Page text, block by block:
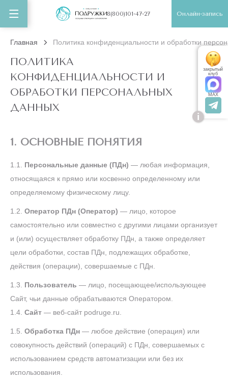
8(800)101-47-27 Онлайн-запись
Главная Политика конфиденциальности и обработки
ПОЛИТИКА
КОНФИДЕНЦИАЛЬНОСТИ И
ОБРАБОТКИ ПЕРСОНАЛЬНЫХ
ДАННЫХ
1. ОСНОВНЫЕ ПОНЯТИЯ
1.1. Персональные данные (ПДн) — любая информация,
относящаяся к прямо или косвенно определенному или
определяемому физическому лицу.
1.2. Оператор ПДн (Оператор) — лицо, которое
самостоятельно или совместно с другими лицами организует
и (или) осуществляет обработку ПДн, а также определяет
цели обработки, состав ПДн, подлежащих обработке,
действия (операции), совершаемые с ПДн.
1.3. Пользователь — лицо, посещающее/использующее
Сайт, чьи данные обрабатываются Оператором.
1.4. Сайт — веб-сайт podruge.ru.
1.5. Обработка ПДн — любое действие (операция) или
совокупность действий (операций) с ПДн, совершаемых с
использованием средств автоматизации или без их
использования.
i
закрытый
клуб
MAX